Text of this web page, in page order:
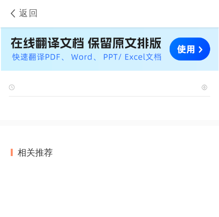
返回
相关推荐